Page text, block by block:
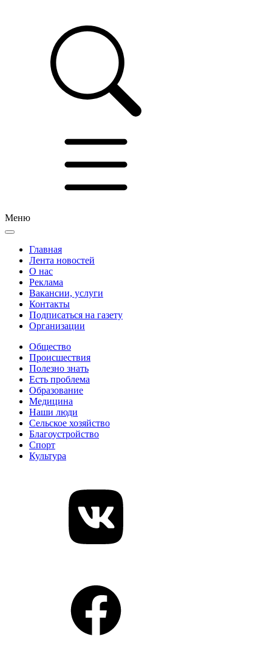
Меню
Главная
Лента новостей
О нас
Реклама
Вакансии, услуги
Контакты
Подписаться на газету
Организации
Общество
Происшествия
Полезно знать
Есть проблема
Образование
Медицина
Наши люди
Сельское хозяйство
Благоустройство
Спорт
Культура